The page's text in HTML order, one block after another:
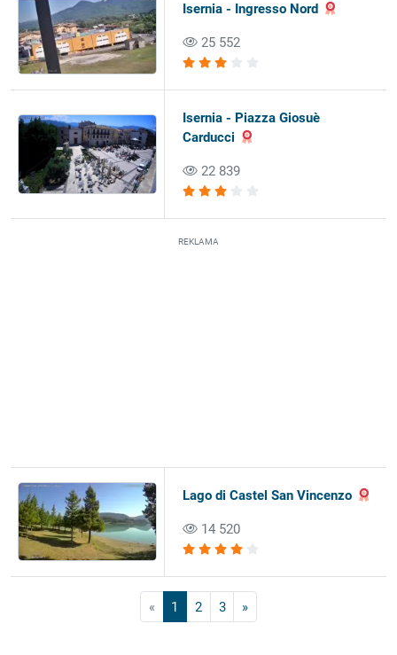
Isernia - Ingresso Nord
25 552
Isernia - Piazza Giosuè
Carducci
22 839
REKLAMA
Lago di Castel San Vincenzo
14 520
« 1 2 3 »